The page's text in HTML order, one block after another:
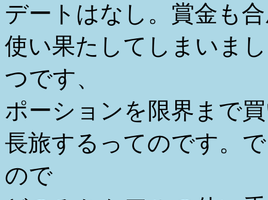
デートはなし。賞金も
使い果たしてしまいま
つです、
ポーションを限界まで
長旅するってのです。
ので